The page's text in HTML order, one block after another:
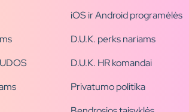
iOS ir Android programėlės
D.U.K. perks nariams
D.U.K. HR komandai
Privatumo politika